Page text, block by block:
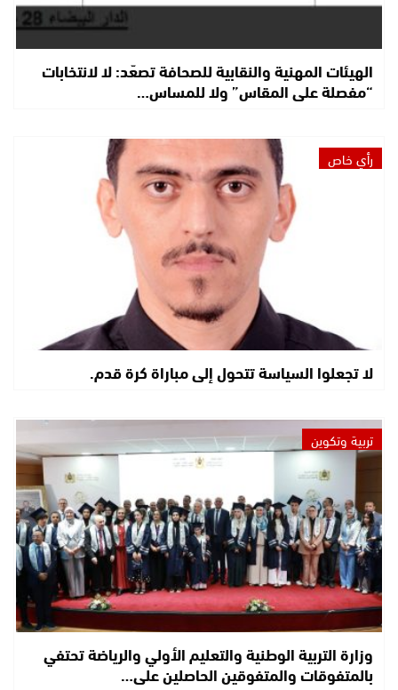
الهيئات المهنية والنقابية للصحافة تصعّد: لا لانتخابات
“مفصلة على المقاس” ولا للمساس…
رأي خاص
لا تجعلوا السياسة تتحول إلى مباراة كرة قدم.
تربية وتكوين
وزارة التربية الوطنية والتعليم الأولي والرياضة تحتفي
بالمتفوقات والمتفوقين الحاصلين على…